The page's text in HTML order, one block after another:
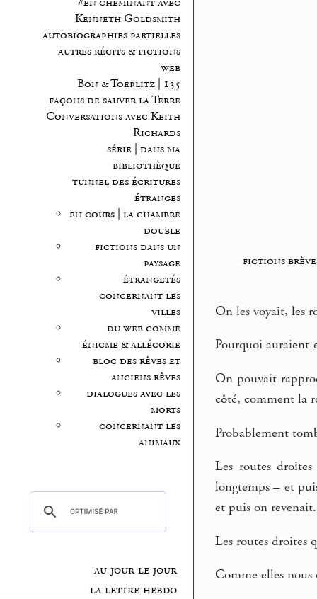
Kenneth Goldsmith
autobiographies partielles
autres récits & fictions
web
Bon & Toeplitz | 135
façons de sauver la Terre
Conversations avec Keith
Richards
série | dans ma
bibliothèque
tunnel des écritures
étranges
en cours | la chambre
double
fictions dans un
paysage
étrangetés
concernant les
villes
du web comme
énigme & allégorie
bloc des rêves et
anciens rêves
dialogues avec les
morts
concernant les
animaux
au jour le jour
la lettre hebdo
fictions
On les voyait, les
Pourquoi
On pouvait
côté, comment la
Probablement
Les routes
longtemps – et
et puis on revenait.
Les routes droites
Comme elles